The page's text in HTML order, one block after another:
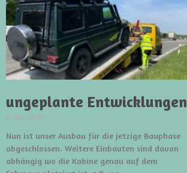
ungeplante Entwicklungen
6. Mai 2024
Nun ist unser Ausbau für die jetzige Bauphase
abgeschlossen. Weitere Einbauten sind davon
abhängig wo die Kabine genau auf dem